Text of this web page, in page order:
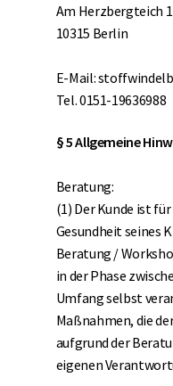
Am Herzbergteich
10315 Berlin
E-Mail:
Tel. 0151-19636988
§ 5 Allgemeine
Beratung:
(1) Der Kunde ist
Gesundheit seines
Beratung /
in der Phase
Umfang selbst
Maßnahmen, die
aufgrund der
eigenen